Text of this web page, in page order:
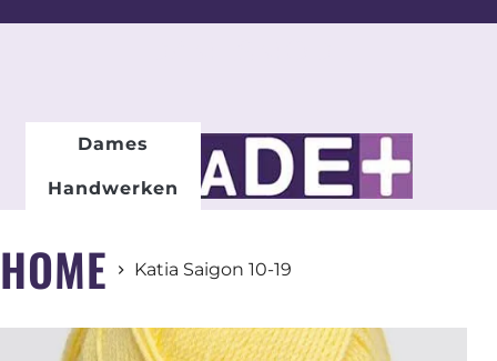
Dames
Handwerken
HOME Katia Saigon 10-19